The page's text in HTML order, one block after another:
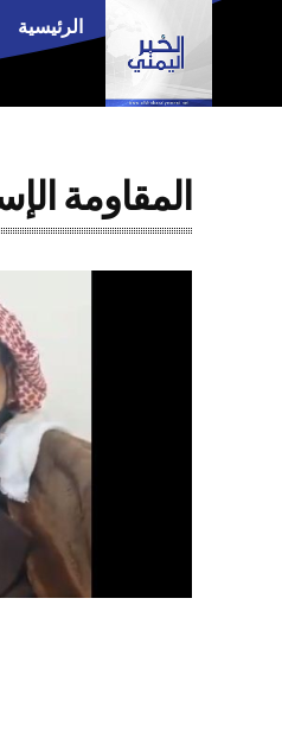
الرئيسية
المقاومة